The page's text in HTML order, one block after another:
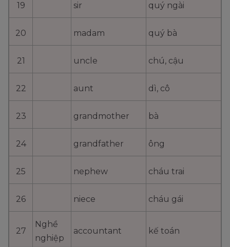
19 sir quý ngài
20 madam quý bà
21 uncle chú, cậu
22 aunt dì, cô
23 grandmother bà
24 grandfather ông
25 nephew cháu trai
26 niece cháu gái
27
Nghề
nghiệp
accountant kế toán